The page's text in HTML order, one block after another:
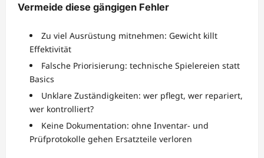
Vermeide diese gängigen Fehler
Zu viel Ausrüstung mitnehmen: Gewicht killt
Effektivität
Falsche Priorisierung: technische Spielereien statt
Basics
Unklare Zuständigkeiten: wer pflegt, wer repariert,
wer kontrolliert?
Keine Dokumentation: ohne Inventar- und
Prüfprotokolle gehen Ersatzteile verloren